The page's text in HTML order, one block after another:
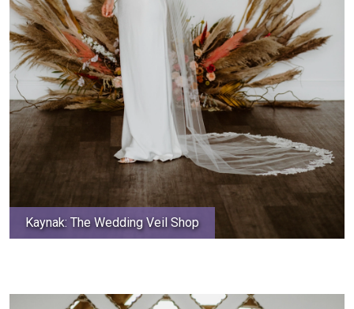
Kaynak: The Wedding Veil Shop